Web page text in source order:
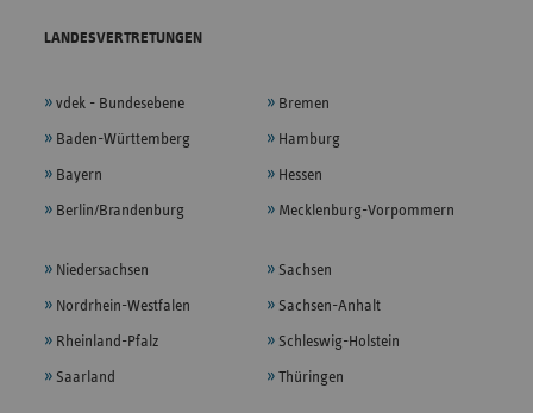
LANDESVERTRETUNGEN
vdek - Bundesebene
Baden-Württemberg
Bayern
Berlin/Brandenburg
Bremen
Hamburg
Hessen
Mecklenburg-Vorpommern
Niedersachsen
Nordrhein-Westfalen
Rheinland-Pfalz
Saarland
Sachsen
Sachsen-Anhalt
Schleswig-Holstein
Thüringen